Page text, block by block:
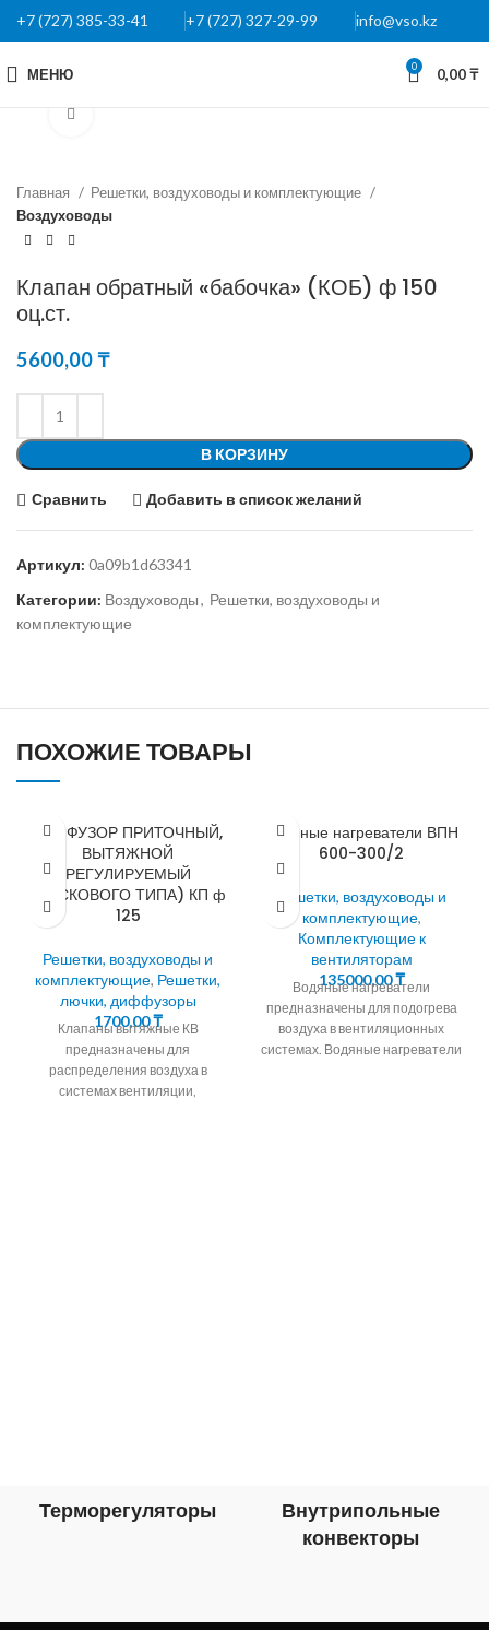
+7 (727) 385-33-41 +7 (727) 327-29-99 info@vso.kz
МЕНЮ 0 0,00₸
Главная
Решетки, воздуховоды и комплектующие
Воздуховоды
Клапан обратный «бабочка» (КОБ) ф 150
оц.ст.
5600,00₸
В КОРЗИНУ
Сравнить Добавить в список желаний
Артикул: 0a09b1d63341
Категории: Воздуховоды, Решетки, воздуховоды и
комплектующие
ПОХОЖИЕ ТОВАРЫ
ДИФФУЗОР ПРИТОЧНЫЙ,
ВЫТЯЖНОЙ
РЕГУЛИРУЕМЫЙ
(ДИСКОВОГО ТИПА) КП ф
125
Решетки, воздуховоды и
комплектующие, Решетки,
лючки, диффузоры
1700,00₸
Клапаны вытяжные КВ
предназначены для
распределения воздуха в
системах вентиляции,
Водяные нагреватели ВПН
600-300/2
Решетки, воздуховоды и
комплектующие,
Комплектующие к
вентиляторам
135000,00₸
Водяные нагреватели
предназначены для подогрева
воздуха в вентиляционных
системах. Водяные нагреватели
Терморегуляторы
Внутрипольные
конвекторы